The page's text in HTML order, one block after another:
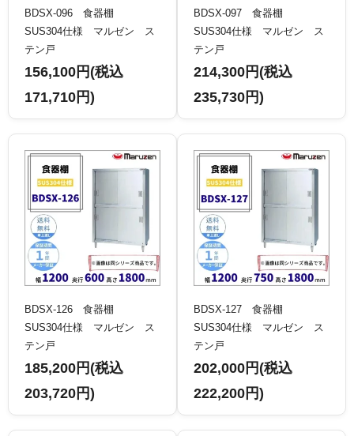
BDSX-096 食器棚
SUS304仕様 マルゼン ス
テン戸
156,100円(税込
171,710円)
BDSX-097 食器棚
SUS304仕様 マルゼン ス
テン戸
214,300円(税込
235,730円)
BDSX-126 食器棚
SUS304仕様 マルゼン ス
テン戸
185,200円(税込
203,720円)
BDSX-127 食器棚
SUS304仕様 マルゼン ス
テン戸
202,000円(税込
222,200円)